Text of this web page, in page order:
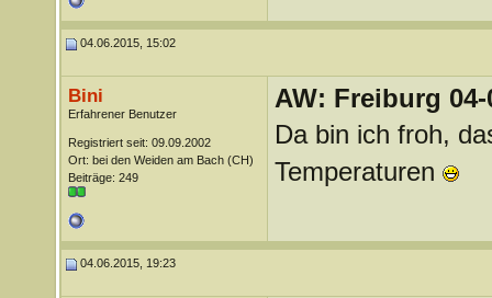
04.06.2015, 15:02
Bini
Erfahrener Benutzer
Registriert seit: 09.09.2002
Ort: bei den Weiden am Bach (CH)
Beiträge: 249
AW: Freiburg
Da bin ich froh,
Temperaturen
04.06.2015, 19:23